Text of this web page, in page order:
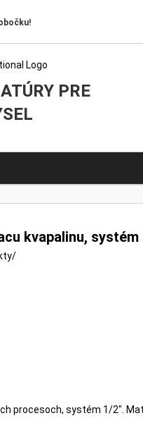
PRE
kvapalinu, systém
/
procesoch, systém 1/2″.